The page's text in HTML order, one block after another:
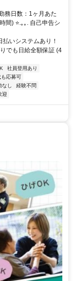
務日数：1ヶ月あた
間) ⭐.｡｡. 自己申告シ
いシステムあり！
でも日給全額保証 (4
社員登用あり
応募可
し
経験不問
迎